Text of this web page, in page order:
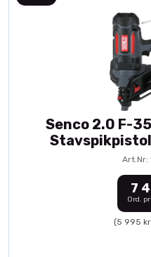
Senco 2.0 F-
Art.Nr:
7
Ord.
(5 995